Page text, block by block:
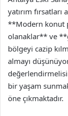
yatırım
**Modern konut
olanaklar** ve
bölgeyi cazip
almayı
bir yaşam
öne çıkmaktadır.